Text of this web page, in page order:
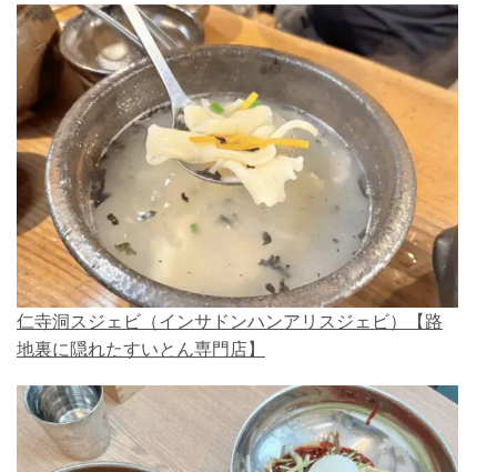
仁寺洞スジェビ（インサドンハンアリスジェビ）【路
地裏に隠れたすいとん専門店】